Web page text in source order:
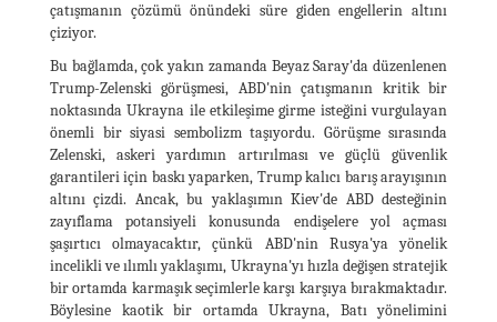
çatışmanın çözümü önündeki süre giden engellerin altını
çiziyor.
Bu bağlamda, çok yakın zamanda Beyaz Saray'da düzenlenen
Trump-Zelenski görüşmesi, ABD'nin çatışmanın kritik bir
noktasında Ukrayna ile etkileşime girme isteğini vurgulayan
önemli bir siyasi sembolizm taşıyordu. Görüşme sırasında
Zelenski, askeri yardımın artırılması ve güçlü güvenlik
garantileri için baskı yaparken, Trump kalıcı barış arayışının
altını çizdi. Ancak, bu yaklaşımın Kiev'de ABD desteğinin
zayıflama potansiyeli konusunda endişelere yol açması
şaşırtıcı olmayacaktır, çünkü ABD'nin Rusya'ya yönelik
incelikli ve ılımlı yaklaşımı, Ukrayna'yı hızla değişen stratejik
bir ortamda karmaşık seçimlerle karşı karşıya bırakmaktadır.
Böylesine kaotik bir ortamda Ukrayna, Batı yönelimini